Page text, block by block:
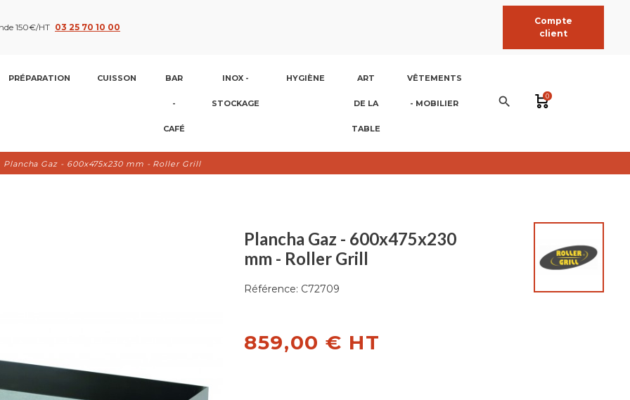
150€/HT 03 25 70 10 00
Compte
client
PRÉPARATION CUISSON BAR
-
CAFÉ
INOX -
STOCKAGE
HYGIÈNE ART
DE LA
TABLE
VÊTEMENTS
- MOBILIER search 0
Plancha Gaz - 600x475x230 mm - Roller Grill
Plancha Gaz - 600x475x230
mm - Roller Grill
Référence: C72709
859,00 € HT